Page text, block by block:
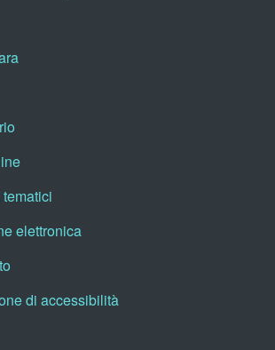
elettronica
di accessibilità